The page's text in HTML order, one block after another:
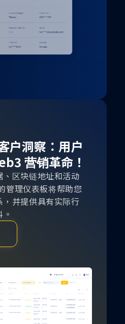
户洞察：用户
营销革命！
、区块链地址和活动
管理仪表板将帮助您
，并提供具有实际行